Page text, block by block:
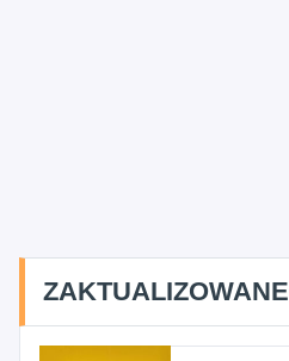
ZAKTUALIZOWANE